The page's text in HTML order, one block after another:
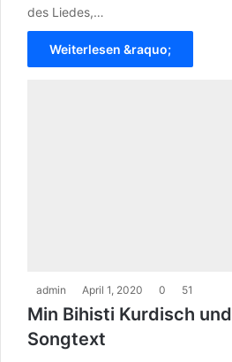
des Liedes,…
Weiterlesen &raquo;
admin April 1, 2020 0 51
Min Bihisti Kurdisch
Songtext